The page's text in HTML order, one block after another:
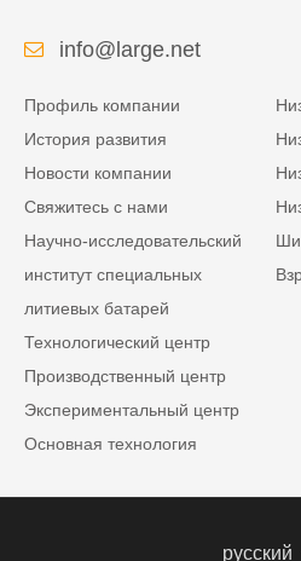
info@large.net
Профиль компании
История развития
Новости компании
Свяжитесь с нами
Научно-исследовательский
институт специальных
литиевых батарей
Технологический центр
Производственный центр
Экспериментальный центр
Основная технология
русский